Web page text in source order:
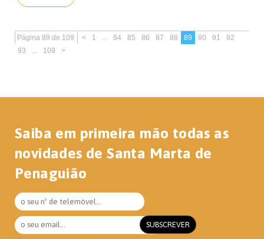
Página 89 de 109 < 1 ... 84 85 86 87 88 89 90 91
92
93
... 109 >
Saiba em primeira mão todas as
novidades de Santa Marta de
Penaguião